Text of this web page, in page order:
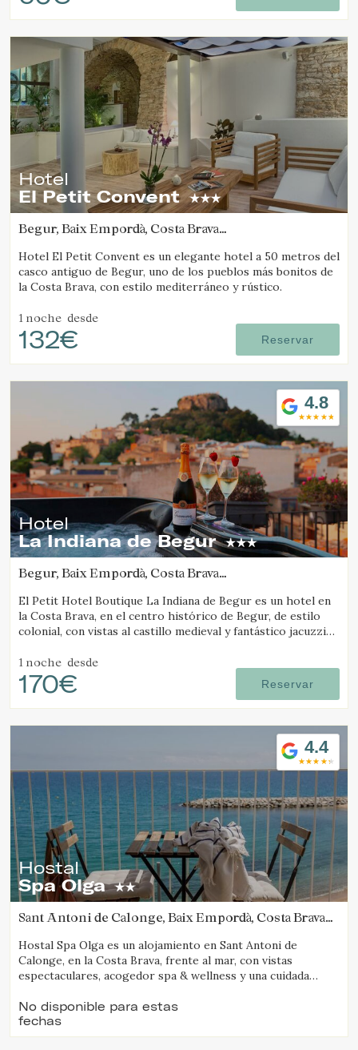
Hotel
El Petit Convent
Begur, Baix Empordà, Costa Brava
Hotel El Petit Convent es un elegante hotel a 50 metros del
casco antiguo de Begur, uno de los pueblos más bonitos de
la Costa Brava, con estilo mediterráneo y rústico.
1 noche desde
132€ Reservar
4.8
Hotel
La Indiana de Begur
Begur, Baix Empordà, Costa Brava
El Petit Hotel Boutique La Indiana de Begur es un hotel en
la Costa Brava, en el centro histórico de Begur, de estilo
colonial, con vistas al castillo medieval y fantástico jacuzzi
1 noche desde
170€ Reservar
4.4
Hostal
Spa Olga
Sant Antoni de Calonge, Baix Empordà, Costa Brava
Hostal Spa Olga es un alojamiento en Sant Antoni de
Calonge, en la Costa Brava, frente al mar, con vistas
espectaculares, acogedor spa & wellness y una cuidada
No disponible para estas
fechas